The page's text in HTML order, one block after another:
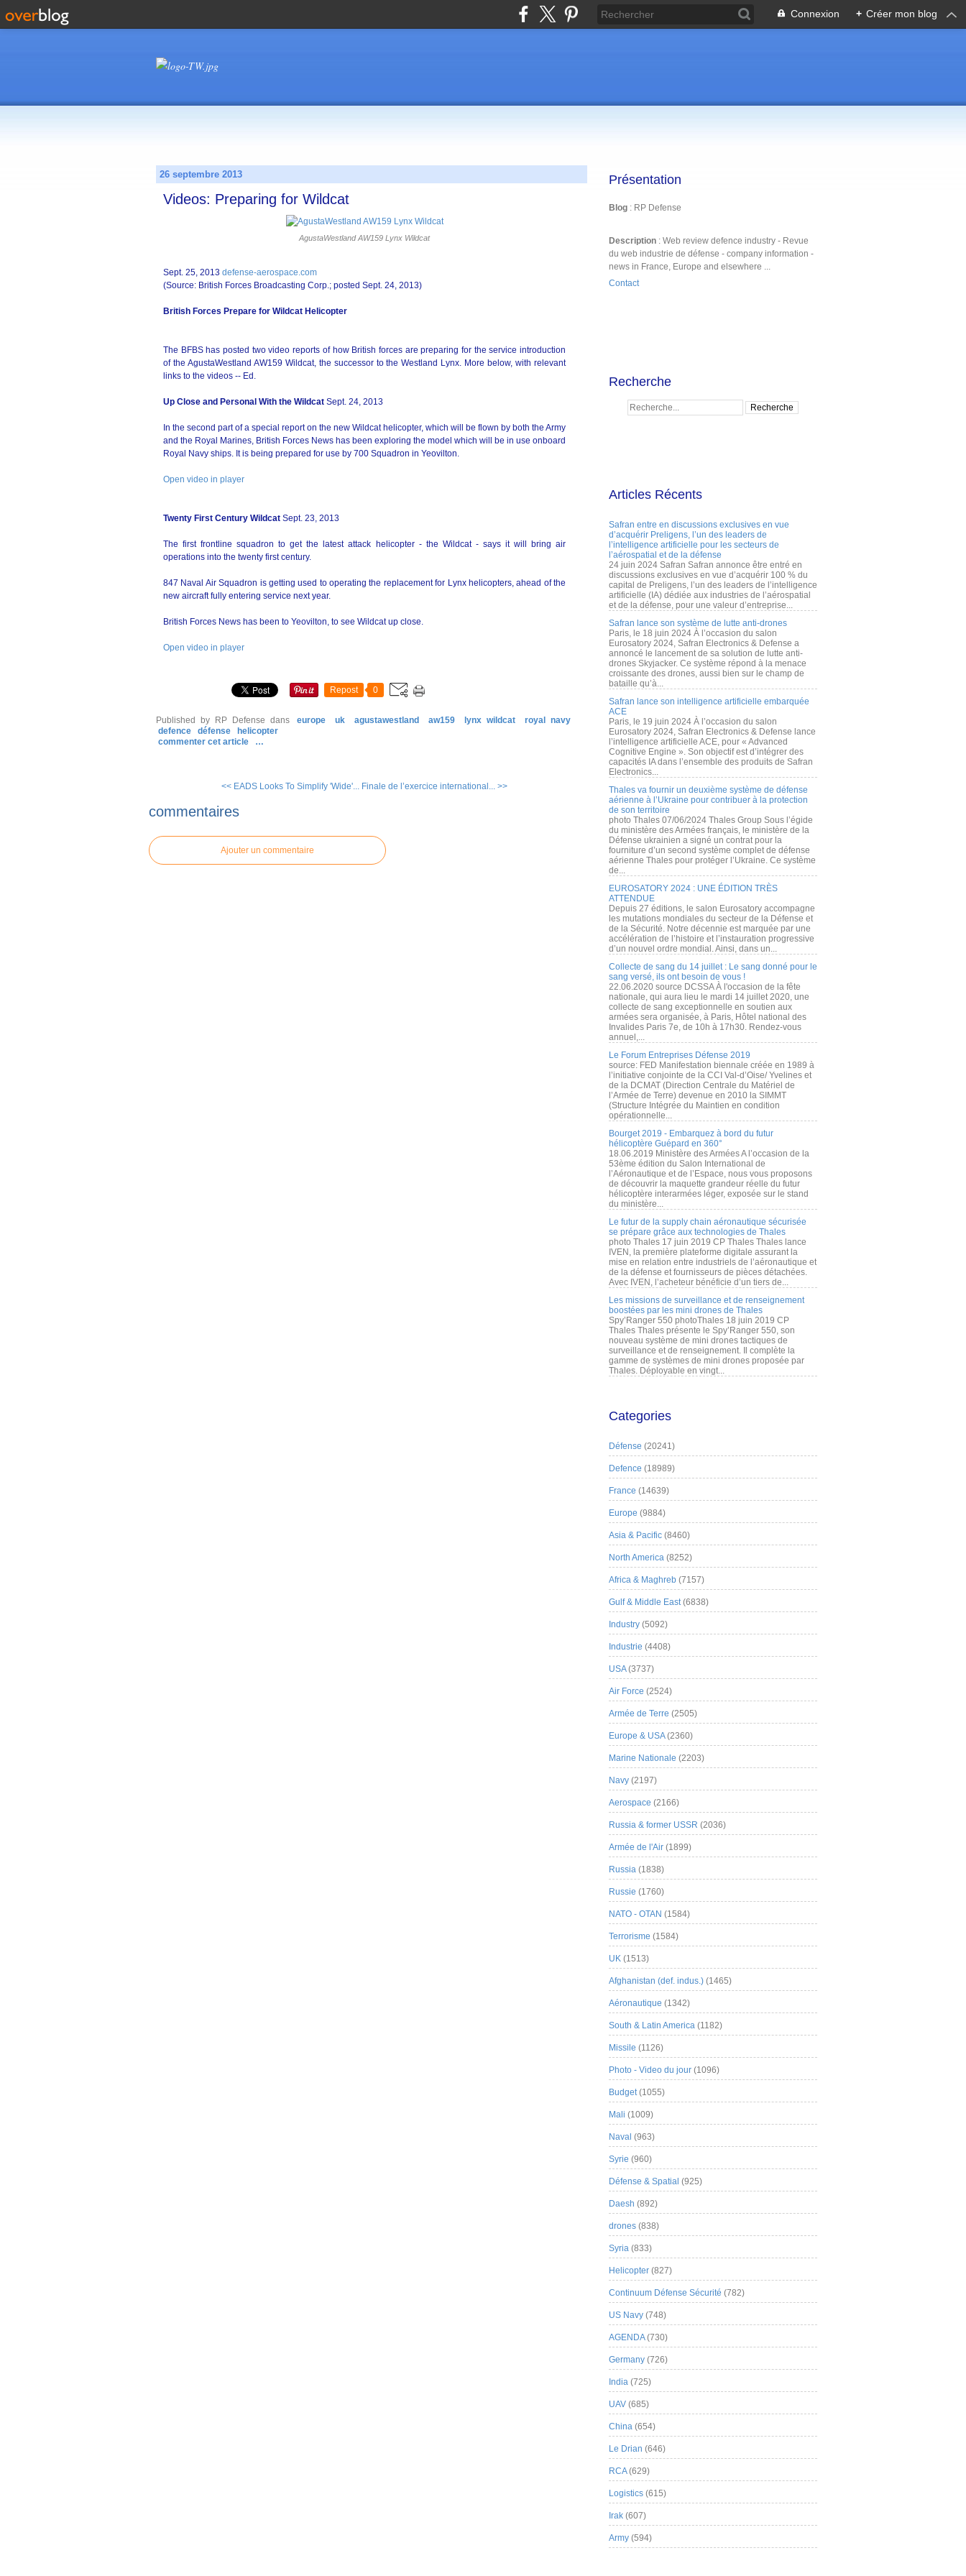
Connexion + Créer mon blog
26 septembre 2013
Videos: Preparing for Wildcat
AgustaWestland AW159 Lynx Wildcat
Sept. 25, 2013 defense-aerospace.com
(Source: British Forces Broadcasting Corp.; posted Sept. 24, 2013)
British Forces Prepare for Wildcat Helicopter
The BFBS has posted two video reports of how British forces are preparing for the service introduction
of the AgustaWestland AW159 Wildcat, the successor to the Westland Lynx. More below, with relevant
links to the videos -- Ed.
Up Close and Personal With the Wildcat Sept. 24, 2013
In the second part of a special report on the new Wildcat helicopter, which will be flown by both the Army
and the Royal Marines, British Forces News has been exploring the model which will be in use onboard
Royal Navy ships. It is being prepared for use by 700 Squadron in Yeovilton.
Open video in player
Twenty First Century Wildcat Sept. 23, 2013
The first frontline squadron to get the latest attack helicopter - the Wildcat - says it will bring air
operations into the twenty first century.
847 Naval Air Squadron is getting used to operating the replacement for Lynx helicopters, ahead of the
new aircraft fully entering service next year.
British Forces News has been to Yeovilton, to see Wildcat up close.
Open video in player
Repost 0
Published by RP Defense dans europe uk agustawestland aw159 lynx wildcat
royal navy
defence
défense
helicopter
commenter cet article
…
<< EADS Looks To Simplify 'Wide'... Finale de l’exercice international... >>
commentaires
Ajouter un commentaire
Présentation
Blog : RP Defense
Description : Web review defence industry - Revue
du web industrie de défense - company information -
news in France, Europe and elsewhere ...
Contact
Recherche
Articles Récents
Safran entre en discussions exclusives en vue
d’acquérir Preligens, l’un des leaders de
l’intelligence artificielle pour les secteurs de
l’aérospatial et de la défense
24 juin 2024 Safran Safran annonce être entré en
discussions exclusives en vue d’acquérir 100 % du
capital de Preligens, l’un des leaders de l’intelligence
artificielle (IA) dédiée aux industries de l’aérospatial
et de la défense, pour une valeur d’entreprise...
Safran lance son système de lutte anti-drones
Paris, le 18 juin 2024 À l’occasion du salon
Eurosatory 2024, Safran Electronics & Defense a
annoncé le lancement de sa solution de lutte anti-
drones Skyjacker. Ce système répond à la menace
croissante des drones, aussi bien sur le champ de
bataille qu’à...
Safran lance son intelligence artificielle embarquée
ACE
Paris, le 19 juin 2024 À l’occasion du salon
Eurosatory 2024, Safran Electronics & Defense lance
l’intelligence artificielle ACE, pour « Advanced
Cognitive Engine ». Son objectif est d’intégrer des
capacités IA dans l’ensemble des produits de Safran
Electronics...
Thales va fournir un deuxième système de défense
aérienne à l’Ukraine pour contribuer à la protection
de son territoire
photo Thales 07/06/2024 Thales Group Sous l’égide
du ministère des Armées français, le ministère de la
Défense ukrainien a signé un contrat pour la
fourniture d’un second système complet de défense
aérienne Thales pour protéger l’Ukraine. Ce système
de...
EUROSATORY 2024 : UNE ÉDITION TRÈS
ATTENDUE
Depuis 27 éditions, le salon Eurosatory accompagne
les mutations mondiales du secteur de la Défense et
de la Sécurité. Notre décennie est marquée par une
accélération de l’histoire et l’instauration progressive
d’un nouvel ordre mondial. Ainsi, dans un...
Collecte de sang du 14 juillet : Le sang donné pour le
sang versé, ils ont besoin de vous !
22.06.2020 source DCSSA À l'occasion de la fête
nationale, qui aura lieu le mardi 14 juillet 2020, une
collecte de sang exceptionnelle en soutien aux
armées sera organisée, à Paris, Hôtel national des
Invalides Paris 7e, de 10h à 17h30. Rendez-vous
annuel,...
Le Forum Entreprises Défense 2019
source: FED Manifestation biennale créée en 1989 à
l’initiative conjointe de la CCI Val-d’Oise/ Yvelines et
de la DCMAT (Direction Centrale du Matériel de
l’Armée de Terre) devenue en 2010 la SIMMT
(Structure Intégrée du Maintien en condition
opérationnelle...
Bourget 2019 - Embarquez à bord du futur
hélicoptère Guépard en 360°
18.06.2019 Ministère des Armées A l’occasion de la
53ème édition du Salon International de
l’Aéronautique et de l’Espace, nous vous proposons
de découvrir la maquette grandeur réelle du futur
hélicoptère interarmées léger, exposée sur le stand
du ministère...
Le futur de la supply chain aéronautique sécurisée
se prépare grâce aux technologies de Thales
photo Thales 17 juin 2019 CP Thales Thales lance
IVEN, la première plateforme digitale assurant la
mise en relation entre industriels de l’aéronautique et
de la défense et fournisseurs de pièces détachées.
Avec IVEN, l’acheteur bénéficie d’un tiers de...
Les missions de surveillance et de renseignement
boostées par les mini drones de Thales
Spy’Ranger 550 photoThales 18 juin 2019 CP
Thales Thales présente le Spy’Ranger 550, son
nouveau système de mini drones tactiques de
surveillance et de renseignement. Il complète la
gamme de systèmes de mini drones proposée par
Thales. Déployable en vingt...
Categories
Défense (20241)
Defence (18989)
France (14639)
Europe (9884)
Asia & Pacific (8460)
North America (8252)
Africa & Maghreb (7157)
Gulf & Middle East(6838)
Industry (5092)
Industrie (4408)
USA(3737)
Air Force (2524)
Armée de Terre (2505)
Europe & USA(2360)
Marine Nationale (2203)
Navy (2197)
Aerospace (2166)
Russia & former USSR (2036)
Armée de l'Air (1899)
Russia (1838)
Russie (1760)
NATO - OTAN (1584)
Terrorisme (1584)
UK (1513)
Afghanistan (def. indus.) (1465)
Aéronautique (1342)
South & Latin America (1182)
Missile (1126)
Photo - Video du jour (1096)
Budget(1055)
Mali (1009)
Naval (963)
Syrie (960)
Défense & Spatial (925)
Daesh (892)
drones (838)
Syria (833)
Helicopter (827)
Continuum Défense Sécurité (782)
US Navy (748)
AGENDA(730)
Germany (726)
India (725)
UAV (685)
China (654)
Le Drian (646)
RCA(629)
Logistics (615)
Irak (607)
Army (594)